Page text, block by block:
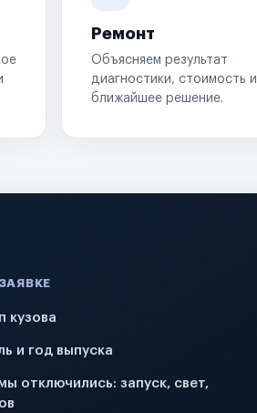
Ремонт
Объясняем результат
диагностики, стоимость и
ближайшее решение.
кузова
и год выпуска
отключились: запуск, свет,